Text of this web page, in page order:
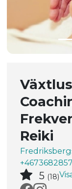
Reiki
5 (18)